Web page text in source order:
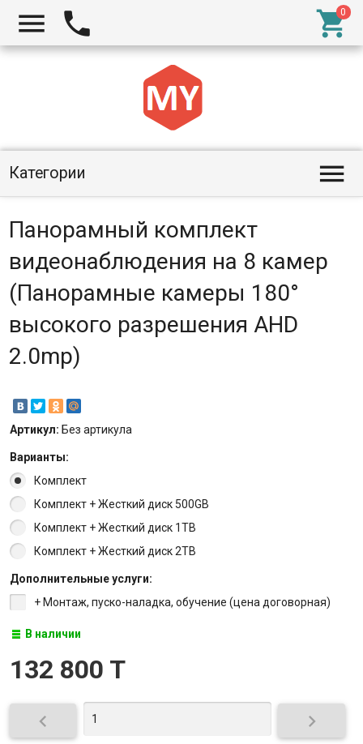
  
Категории 
Панорамный комплект
видеонаблюдения на 8 камер
(Панорамные камеры 180°
высокого разрешения AHD
2.0mp)
Артикул: Без артикула
Варианты:
Комплект
Комплект + Жесткий диск 500GB
Комплект + Жесткий диск 1TB
Комплект + Жесткий диск 2TB
Дополнительные услуги:
+ Монтаж, пуско-наладка, обучение (цена договорная)
В наличии
132 800 T
 